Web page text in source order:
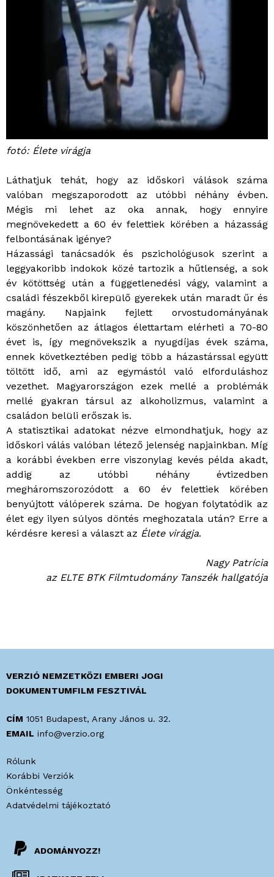
fotó: Élete virágja
Láthatjuk tehát, hogy az időskori válások száma
valóban megszaporodott az utóbbi néhány évben.
Mégis mi lehet az oka annak, hogy ennyire
megnövekedett a 60 év felettiek körében a házasság
felbontásának igénye?
Házassági tanácsadók és pszichológusok szerint a
leggyakoribb indokok közé tartozik a hűtlenség, a sok
év kötöttség után a függetlenedési vágy, valamint a
családi fészekből kirepülő gyerekek után maradt űr és
magány. Napjaink fejlett orvostudományának
köszönhetően az átlagos élettartam elérheti a 70-80
évet is, így megnövekszik a nyugdíjas évek száma,
ennek következtében pedig több a házastárssal együtt
töltött idő, ami az egymástól való elforduláshoz
vezethet. Magyarországon ezek mellé a problémák
mellé gyakran társul az alkoholizmus, valamint a
családon belüli erőszak is.
A statisztikai adatokat nézve elmondhatjuk, hogy az
időskori válás valóban létező jelenség napjainkban. Míg
a korábbi években erre viszonylag kevés példa akadt,
addig az utóbbi néhány évtizedben
megháromszorozódott a 60 év felettiek körében
benyújtott válóperek száma. De hogyan folytatódik az
élet egy ilyen súlyos döntés meghozatala után? Erre a
kérdésre keresi a választ az Élete virágja.
Nagy Patrícia
az ELTE BTK Filmtudomány Tanszék hallgatója
VERZIÓ NEMZETKÖZI EMBERI JOGI
DOKUMENTUMFILM FESZTIVÁL
CÍM 1051 Budapest, Arany János u. 32.
EMAIL info@verzio.org
ADOMÁNYOZZ!
Rólunk
Korábbi Verziók
Önkéntesség
Adatvédelmi tájékoztató